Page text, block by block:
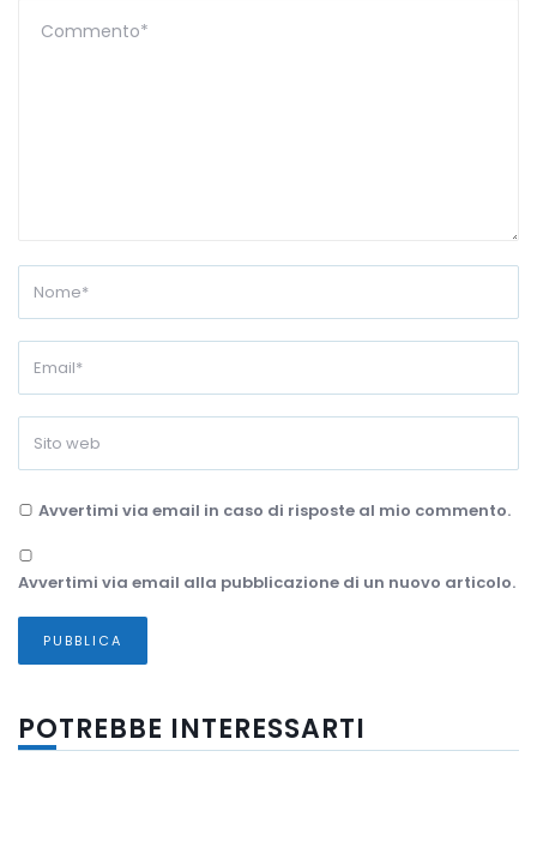
Avvertimi via email in caso di risposte al mio commento.
Avvertimi via email alla pubblicazione di un nuovo articolo.
POTREBBE INTERESSARTI